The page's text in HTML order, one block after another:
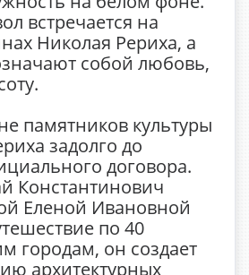
встречается на
Николая Рериха, а
собой любовь,
памятников культуры
задолго до
договора.
Константинович
Еленой Ивановной
по 40
городам, он создает
архитектурных